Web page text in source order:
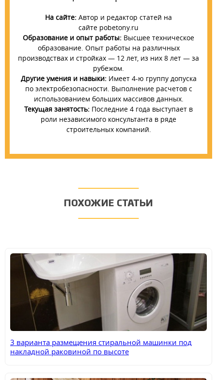
На сайте: Автор и редактор статей на
сайте pobetony.ru
Образование и опыт работы: Высшее техническое
образование. Опыт работы на различных
производствах и стройках — 12 лет, из них 8 лет — за
рубежом.
Другие умения и навыки:Имеет 4-ю группу допуска
по электробезопасности. Выполнение расчетов с
использованием больших массивов данных.
Текущая занятость: Последние 4 года выступает в
роли независимого консультанта в ряде
строительных компаний.
ПОХОЖИЕ СТАТЬИ
3 варианта размещения стиральной машинки под
накладной раковиной по высоте